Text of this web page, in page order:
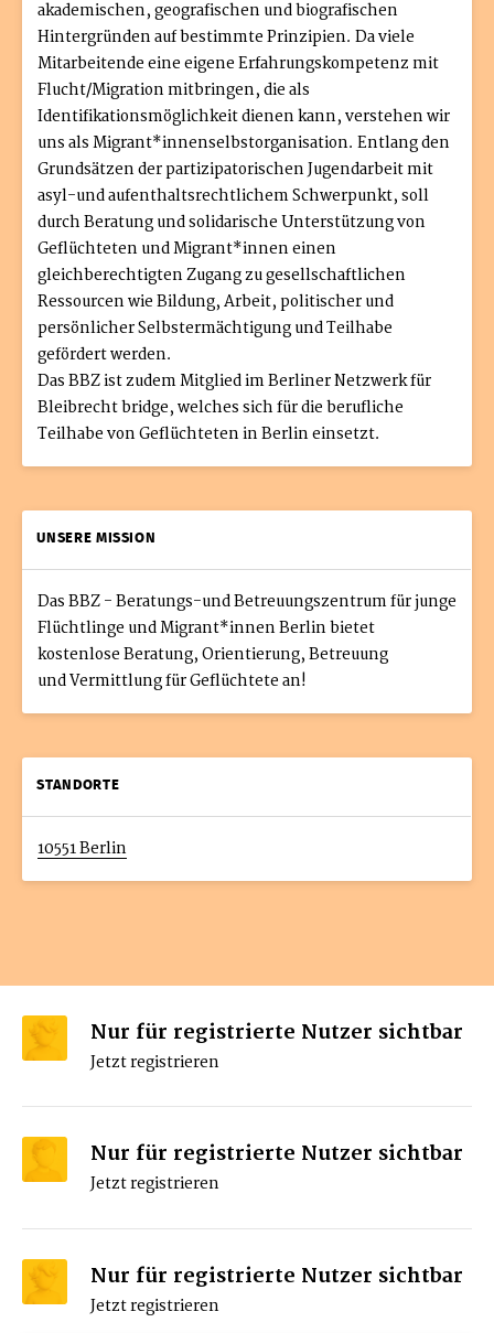
akademischen, geografischen und biografischen
Hintergründen auf bestimmte Prinzipien. Da viele
Mitarbeitende eine eigene Erfahrungskompetenz mit
Flucht/Migration mitbringen, die als
Identifikationsmöglichkeit dienen kann, verstehen wir
uns als Migrant*innenselbstorganisation. Entlang den
Grundsätzen der partizipatorischen Jugendarbeit mit
asyl-und aufenthaltsrechtlichem Schwerpunkt, soll
durch Beratung und solidarische Unterstützung von
Geflüchteten und Migrant*innen einen
gleichberechtigten Zugang zu gesellschaftlichen
Ressourcen wie Bildung, Arbeit, politischer und
persönlicher Selbstermächtigung und Teilhabe
gefördert werden.
Das BBZ ist zudem Mitglied im Berliner Netzwerk für
Bleibrecht bridge, welches sich für die berufliche
Teilhabe von Geflüchteten in Berlin einsetzt.
UNSERE MISSION
Das BBZ - Beratungs-und Betreuungszentrum für junge
Flüchtlinge und Migrant*innen Berlin bietet
kostenlose Beratung, Orientierung, Betreuung
und Vermittlung für Geflüchtete an!
STANDORTE
10551 Berlin
Nur für registrierte Nutzer sichtbar
Jetzt registrieren
Nur für registrierte Nutzer sichtbar
Jetzt registrieren
Nur für registrierte Nutzer sichtbar
Jetzt registrieren